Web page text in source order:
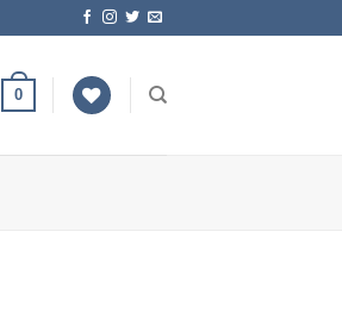
0